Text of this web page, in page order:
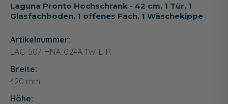
Laguna Pronto Hochschrank - 42 cm, 1 Tür, 1
Glasfachboden, 1 offenes Fach, 1 Wäschekippe
Artikelnummer:
LAG-507-HNA-024A-1W-L-R
Breite:
420 mm
Höhe: